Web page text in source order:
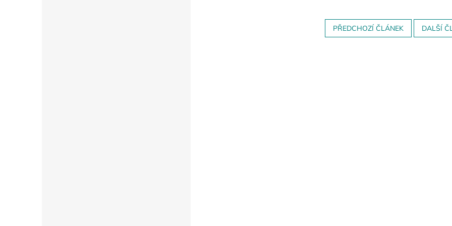
PŘEDCHOZÍ ČLÁNEK DALŠÍ